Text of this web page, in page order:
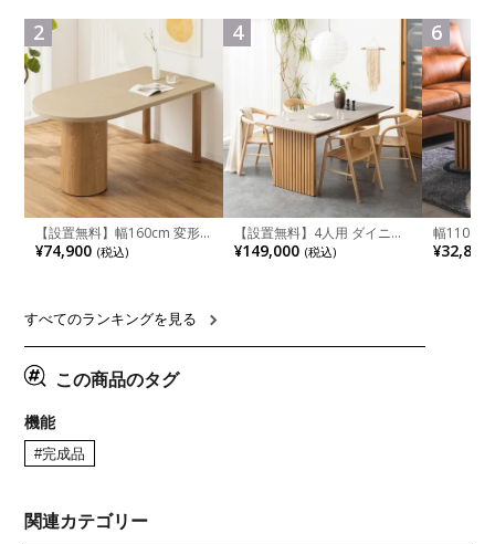
ュラル ブラウン 完成品
2
【設置無料】幅160cm 変形
半円 ダイニングテーブル モ
ルタル風 LENAS コンクリー
リア風 グレージュ
¥74,900 (税込)
4
【設置無料】4人用 ダイニン
グテーブルセット 5点 LUGA
セラミックテーブル おしゃれ
¥149,000 (税込)
れ ウッデ
ル グレー
6
幅110cm
木目調 リ
付き 長方
¥32,800
すべてのランキングを見る
この商品のタグ
機能
#完成品
関連カテゴリー